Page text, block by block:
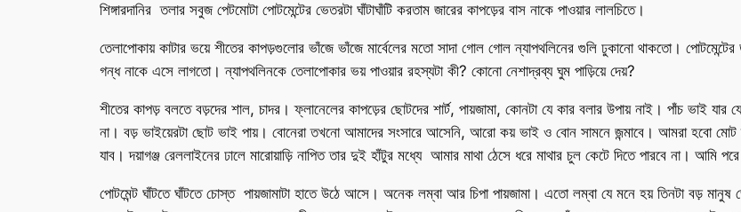
শিঙ্গারদানির তলার সবুজ পেটমোটা পোটমেন্টের ভেতরটা ঘাঁটাঘাঁটি করতাম জারের কাপড়ের বাস নাকে পাওয়ার লালচিতে।
তেলাপোকায় কাটার ভয়ে শীতের কাপড়গুলোর ভাঁজে ভাঁজে মার্বেলের মতো সাদা গোল গোল ন্যাপথলিনের গুলি ঢুকানো থাকতো।
গন্ধ নাকে এসে লাগতো। ন্যাপথলিনকে তেলাপোকার ভয় পাওয়ার রহস্যটা কী? কোনো নেশাদ্রব্য ঘুম পাড়িয়ে দেয়?
শীতের কাপড় বলতে বড়দের শাল, চাদর। ফ্লানেলের কাপড়ের ছোটদের শার্ট, পায়জামা, কোনটা যে কার বলার উপায় নাই। পাঁচ ভাই যার
না। বড় ভাইয়েরটা ছোট ভাই পায়। বোনেরা তখনো আমাদের সংসারে আসেনি, আরো কয় ভাই ও বোন সামনে জন্মাবে। আমরা হবো
যাব। দয়াগঞ্জ রেললাইনের ঢালে মারোয়াড়ি নাপিত তার দুই হাঁটুর মধ্যে আমার মাথা ঠেসে ধরে মাথার চুল কেটে দিতে পারবে না।
পোটমেন্ট ঘাঁটতে ঘাঁটতে চোস্ত পায়জামাটা হাতে উঠে আসে। অনেক লম্বা আর চিপা পায়জামা। এতো লম্বা যে মনে হয় তিনটা বড়